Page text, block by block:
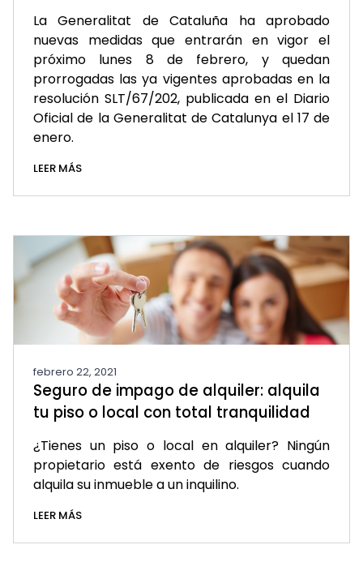
La Generalitat de Cataluña ha aprobado
nuevas medidas que entrarán en vigor el
próximo lunes 8 de febrero, y quedan
prorrogadas las ya vigentes aprobadas en la
resolución SLT/67/202, publicada en el Diario
Oficial de la Generalitat de Catalunya el 17 de
enero.
LEER MÁS
febrero 22, 2021
Seguro de impago de alquiler: alquila
tu piso o local con total tranquilidad
¿Tienes un piso o local en alquiler? Ningún
propietario está exento de riesgos cuando
alquila su inmueble a un inquilino.
LEER MÁS